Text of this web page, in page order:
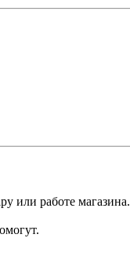
или работе магазина.